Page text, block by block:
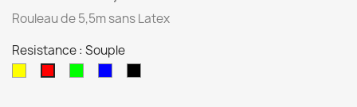
Rouleau de 5,5m sans Latex
Resistance : Souple